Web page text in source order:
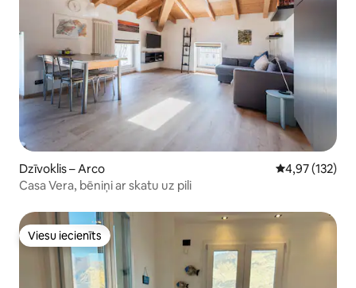
Dzīvoklis – Arco Vidējais
4,97 (132)
Casa Vera, bēniņi ar skatu uz pili
Viesu iecienīts
Viesu iecienīts